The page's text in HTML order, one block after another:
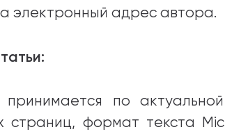
электронный адрес автора.
по
формат текста